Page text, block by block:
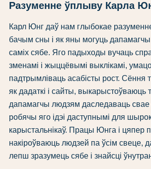
Разуменне ўплыву Карла
Карл Юнг даў нам глыбокае
бачым сны і як яны могуць
саміх сябе. Яго падыходы вучаць
зменамі і жыццёвымі выклікамі,
падтрымліваць асабісты рост. Сёння
як дадаткі і сайты, выкарыстоўваюць
дапамагчы людзям даследаваць свае
робячы яго ідэі даступнымі для
карыстальнікаў. Працы Юнга і цяпер
накіроўваюць людзей па ўсім свеце,
лепш зразумець сябе і знайсці